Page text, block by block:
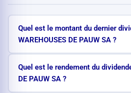
Quel est le montant du dernier
WAREHOUSES DE PAUW SA ?
Quel est le rendement du
DE PAUW SA ?